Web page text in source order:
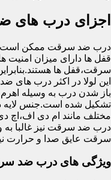
اجزای درب های
درب ضد سرقت ممکن است
قفل ها دارای میزان امنیت
سرقت،قفل ها
این لولا در اکثر درب های
باز شدن درب به وسیله
تشکیل شده است.جنس لایه
مختلف مانند ام دی
درب ضد سرقت نیز غالبا
سرقت عایق صدا و حرارت
ویژگی های درب ضد